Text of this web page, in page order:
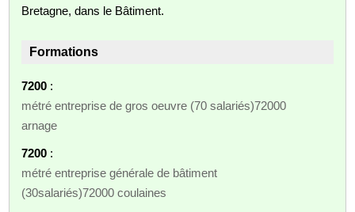
Bretagne, dans le Bâtiment.
Formations
7200 :
métré entreprise de gros oeuvre (70 salariés)72000
arnage
7200 :
métré entreprise générale de bâtiment
(30salariés)72000 coulaines